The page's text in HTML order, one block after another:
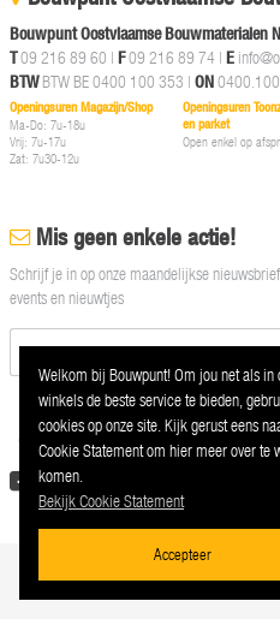
Bouwpunt Oostvlaamse Bouwmaterialen
T09 216 89 60 | F09 216 89 74 | E
BTWBTW BE 0400 100 353 | ON
Openingsuren Magazijn/Shop
Ma-Do: 7u-18u
Vrij: 7u-17u
Zat: 7u30-12u
Openingsuren
en parket
Open enkel op
Mis geen enkele actie!
Schrijf je in op onze maandelijkse
events en nieuwtjes
© 2026 Bouwpunt Oostvlaamse Bouwmaterialen NV |
Welkom bij Bouwpunt! Om jou net als in
winkels de beste service te bieden,
cookies op onze site. Kijk gerust eens
Cookie Statement om hier meer over te
komen.
Bekijk Cookie Statement
Accepteer